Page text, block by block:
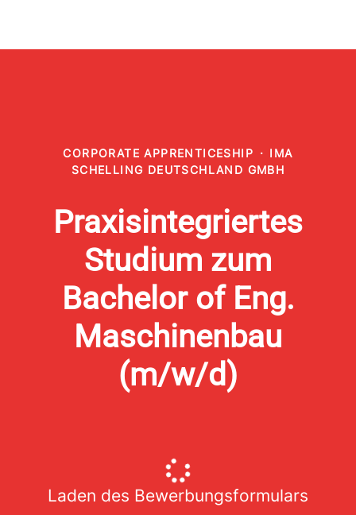
CORPORATE APPRENTICESHIP · IMA
SCHELLING DEUTSCHLAND GMBH
Praxisintegriertes
Studium zum
Bachelor of Eng.
Maschinenbau
(m/w/d)
Laden des Bewerbungsformulars